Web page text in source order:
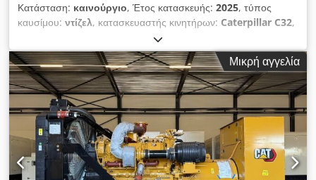
Κατάσταση: καινούργιο, Έτος κατασκευής: 2025, τύπος
καυσίμου: ντίζελ, κατασκευαστής κινητήρων: Caterpillar C32,
Σκοπός χρήσης: Κατασκευές Κενό βάρος: 11.481 kg Ισχύς
γεννήτριας: 1.500 kVA Διαστάσεις χώρου φόρτωσης: 667 x 245
x 279 cm Σήμανση CE: ναι Όγκος δεξαμενής νερού: 1000 l
Επικοινωνήστε με την ομάδα της DPX για περισσότερες
πληροφορίες. = Επιπλέον επιλογές και εξοπλισμός = Dkjdpsx
Dqnkefx Ah Dsr - Μπαταρία - Πίνακας ελέγχου - Σιδερένια
οροφή - Βυτίο
Μικρή αγγελία